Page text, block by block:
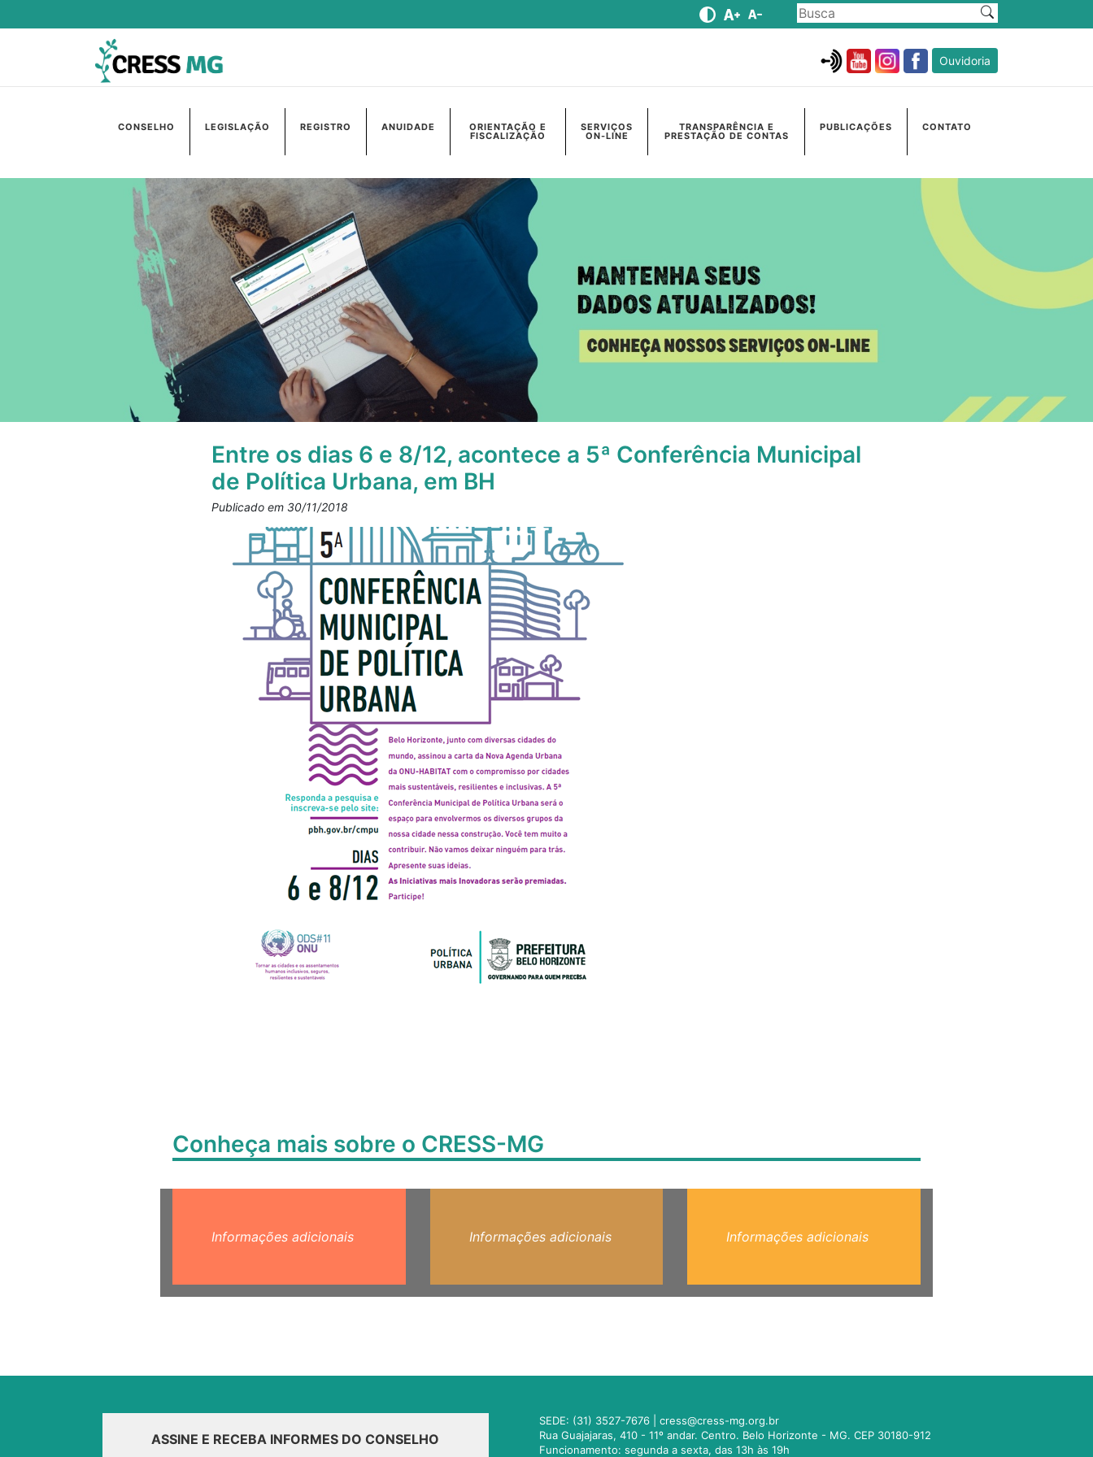
Ouvidoria
CONSELHO LEGISLAÇÃO REGISTRO ANUIDADE ORIENTAÇÃO E
FISCALIZAÇÃO
SERVIÇOS
ON-LINE
TRANSPARÊNCIA E
PRESTAÇÃO DE CONTAS
PUBLICAÇÕES CONTATO
Entre os dias 6 e 8/12, acontece a 5ª Conferência Municipal
de Política Urbana, em BH
Publicado em 30/11/2018
Conheça mais sobre o CRESS-MG
Informações adicionais Informações adicionais Informações adicionais
ASSINE E RECEBA INFORMES DO CONSELHO
SEDE: (31) 3527-7676 |cress@cress-mg.org.br
Rua Guajajaras, 410 - 11º andar. Centro. Belo Horizonte - MG. CEP 30180-912
Funcionamento: segunda a sexta, das 13h às 19h